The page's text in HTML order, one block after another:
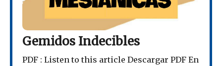
Gemidos Indecibles
PDF : Listen to this article Descargar PDF En